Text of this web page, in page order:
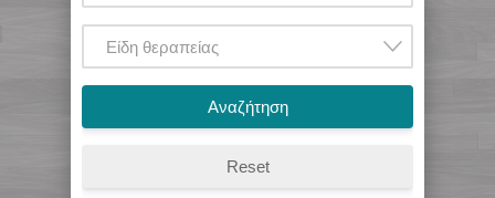
Είδη θεραπείας
Αναζήτηση
Reset